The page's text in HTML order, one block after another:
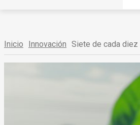
Inicio Innovación Siete de cada